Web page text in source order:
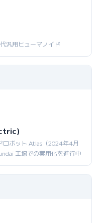
汎用ヒューマノイド
ロボット Atlas（2024年4月
工場での実用化を進行中